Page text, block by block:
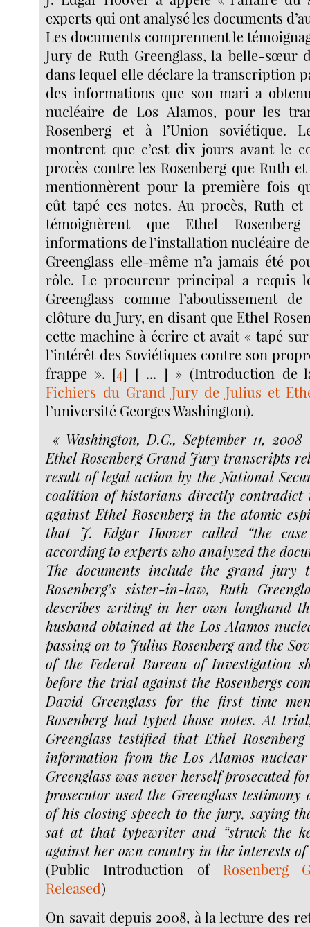
experts qui ont analysé les documents
Les documents comprennent le
Jury de Ruth Greenglass, la belle-sœur
dans lequel elle déclare la transcription
des informations que son mari a
nucléaire de Los Alamos, pour les
Rosenberg et à l’Union soviétique.
montrent que c’est dix jours avant le
procès contre les Rosenberg que Ruth
mentionnèrent pour la première fois
eût tapé ces notes. Au procès, Ruth et
témoignèrent que Ethel
informations de l’installation nucléaire
Greenglass elle-même n’a jamais été
rôle. Le procureur principal a requis
Greenglass comme l’aboutissement
clôture du Jury, en disant que Ethel
cette machine à écrire et avait « tapé
l’intérêt des Soviétiques contre son
frappe ». [4] [ ... ] » (Introduction de
Fichiers du Grand Jury de Julius et
l’université Georges Washington).
« Washington, D.C., September 11,
Ethel Rosenberg Grand Jury transcripts
result of legal action by the National
coalition of historians directly contradict
against Ethel Rosenberg in the atomic
that J. Edgar Hoover called “the
according to experts who analyzed the
The documents include the grand jury
Rosenberg’s sister-in-law, Ruth
describes writing in her own longhand
husband obtained at the Los Alamos
passing on to Julius Rosenberg and the
of the Federal Bureau of Investigation
before the trial against the Rosenbergs
David Greenglass for the first time
Rosenberg had typed those notes. At
Greenglass testified that Ethel
information from the Los Alamos
Greenglass was never herself prosecuted
prosecutor used the Greenglass
of his closing speech to the jury, saying
sat at that typewriter and “struck the
against her own country in the interests of
(Public Introduction of Rosenberg
Released)
On savait depuis 2008, à la lecture des